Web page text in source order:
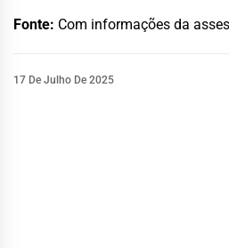
Fonte: Com informações da
17 De Julho De 2025